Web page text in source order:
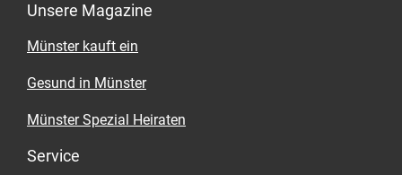
Unsere Magazine
Münster kauft ein
Gesund in Münster
Münster Spezial Heiraten
Service